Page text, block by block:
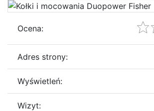
Ocena:
Adres strony:
Wyświetleń:
Wizyt: